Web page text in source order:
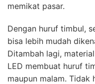
memikat pasar.
Dengan huruf timbul,
bisa lebih mudah
Ditambah lagi,
LED membuat huruf
maupun malam. Tidak